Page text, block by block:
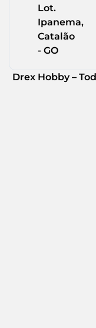
Lot.
Ipanema,
Catalão
- GO
Drex Hobby –